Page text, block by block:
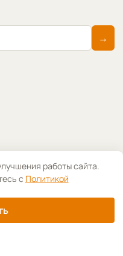
→
↑
работы сайта.
с Политикой